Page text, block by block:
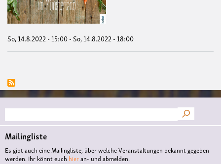
So, 14.8.2022 - 15:00-So, 14.8.2022 - 18:00
Suche
Mailingliste
Es gibt auch eine Mailingliste, über welche Veranstaltungen bekannt gegeben
werden. Ihr könnt euch hieran- und abmelden.